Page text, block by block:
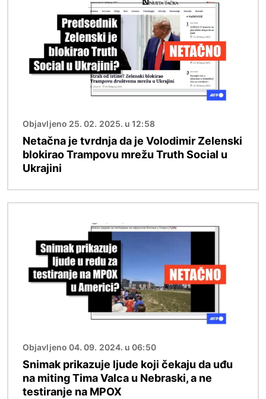
Objavljeno 25. 02. 2025. u 12:58
Netačna je tvrdnja da je Volodimir Zelenski
blokirao Trampovu mrežu Truth Social u
Ukrajini
Objavljeno 04. 09. 2024. u 06:50
Snimak prikazuje ljude koji čekaju da uđu
na miting Tima Valca u Nebraski, a ne
testiranje na MPOX